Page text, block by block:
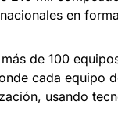
en
de 100
cada equipo
usando